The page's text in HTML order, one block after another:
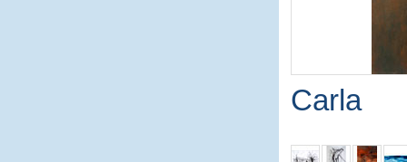
Carla